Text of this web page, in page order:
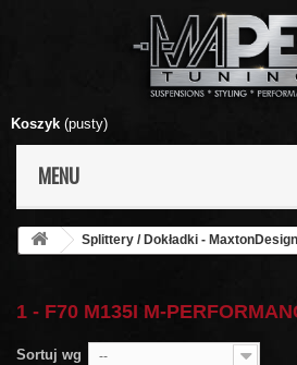
Koszyk (pusty)
MENU
Splittery / Dokładki - MaxtonDesign
1 - F70 M135I M-
Sortuj wg --